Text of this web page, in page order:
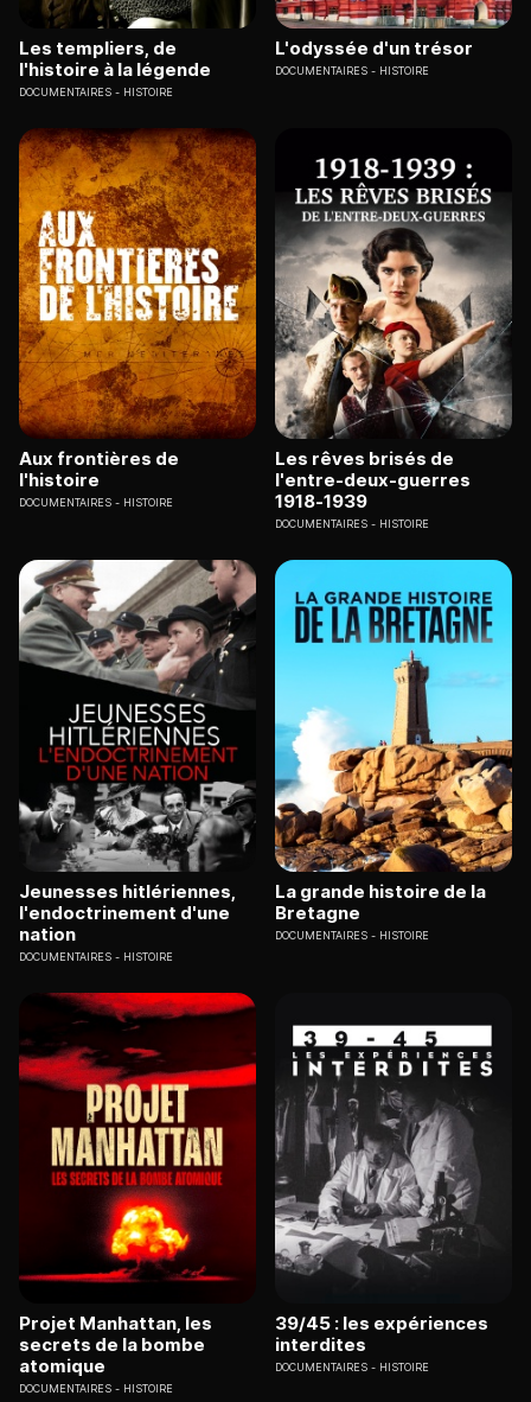
Les templiers, de
l'histoire à la légende
DOCUMENTAIRES HISTOIRE
L'odyssée d'un trésor
DOCUMENTAIRES HISTOIRE
Aux frontières de
l'histoire
DOCUMENTAIRES HISTOIRE
Les rêves brisés de
l'entre-deux-guerres
1918-1939
DOCUMENTAIRES HISTOIRE
Jeunesses hitlériennes,
l'endoctrinement d'une
nation
DOCUMENTAIRES HISTOIRE
La grande histoire de la
Bretagne
DOCUMENTAIRES HISTOIRE
Projet Manhattan, les
secrets de la bombe
atomique
DOCUMENTAIRES HISTOIRE
39/45 : les expériences
interdites
DOCUMENTAIRES HISTOIRE